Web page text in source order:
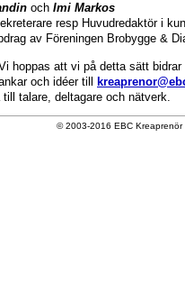
och Imi Markos
resp Huvudredaktör i
av Föreningen Brobygge &
hoppas att vi på detta sätt
och idéer till
talare, deltagare och nätverk.
© 2003-2016 EBC Kreaprenör